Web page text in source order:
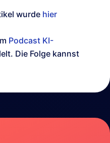
wurde hier
Podcast KI-
Die Folge kannst